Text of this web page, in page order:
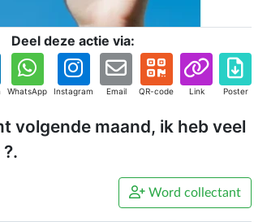
Deel deze actie via:
WhatsApp Instagram Email QR-code Link Poster
volgende maand, ik heb veel
Word collectant